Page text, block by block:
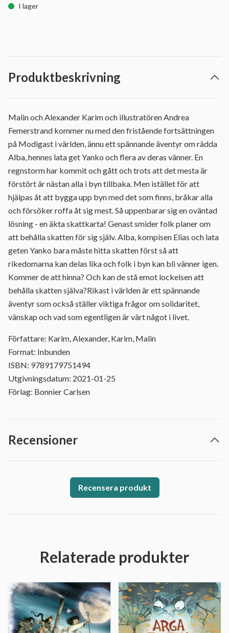
I lager
Produktbeskrivning
Malin och Alexander Karim och illustratören Andrea
Femerstrand kommer nu med den fristående fortsättningen
på Modigast i världen, ännu ett spännande äventyr om rädda
Alba, hennes lata get Yanko och flera av deras vänner. En
regnstorm har kommit och gått och trots att det mesta är
förstört är nästan alla i byn tillbaka. Men istället för att
hjälpas åt att bygga upp byn med det som finns, bråkar alla
och försöker roffa åt sig mest. Så uppenbarar sig en oväntad
lösning - en äkta skattkarta! Genast smider folk planer om
att behålla skatten för sig själv. Alba, kompisen Elias och lata
geten Yanko bara måste hitta skatten först så att
rikedomarna kan delas lika och folk i byn kan bli vänner igen.
Kommer de att hinna? Och kan de stå emot lockelsen att
behålla skatten själva?Rikast i världen är ett spännande
äventyr som också ställer viktiga frågor om solidaritet,
vänskap och vad som egentligen är värt något i livet.
Författare: Karim, Alexander, Karim, Malin
Format: Inbunden
ISBN: 9789179751494
Utgivningsdatum: 2021-01-25
Förlag: Bonnier Carlsen
Recensioner
Recensera produkt
Relaterade produkter